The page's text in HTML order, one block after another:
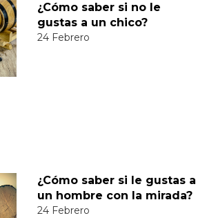
¿Cómo saber si no le
gustas a un chico?
24 Febrero
¿Cómo saber si le gustas a
un hombre con la mirada?
24 Febrero